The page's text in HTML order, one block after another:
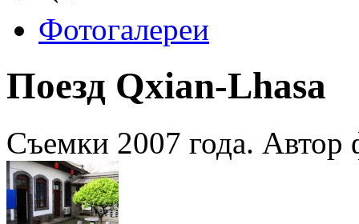
Фотогалереи
Поезд Qxian-Lhasa
Съемки 2007 года.